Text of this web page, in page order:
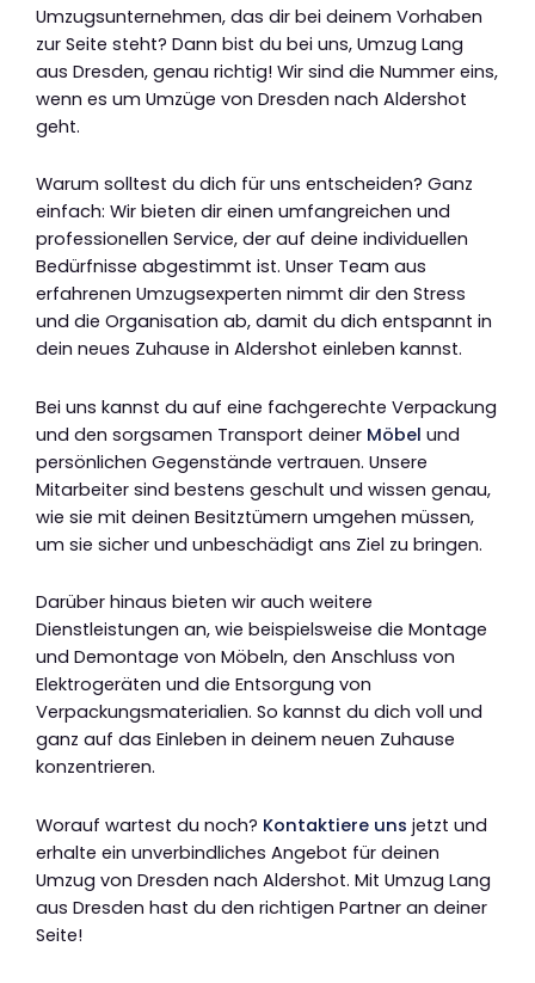
Umzugsunternehmen, das dir bei deinem Vorhaben
zur Seite steht? Dann bist du bei uns, Umzug Lang
aus Dresden, genau richtig! Wir sind die Nummer eins,
wenn es um Umzüge von Dresden nach Aldershot
geht.
Warum solltest du dich für uns entscheiden? Ganz
einfach: Wir bieten dir einen umfangreichen und
professionellen Service, der auf deine individuellen
Bedürfnisse abgestimmt ist. Unser Team aus
erfahrenen Umzugsexperten nimmt dir den Stress
und die Organisation ab, damit du dich entspannt in
dein neues Zuhause in Aldershot einleben kannst.
Bei uns kannst du auf eine fachgerechte Verpackung
und den sorgsamen Transport deiner Möbel und
persönlichen Gegenstände vertrauen. Unsere
Mitarbeiter sind bestens geschult und wissen genau,
wie sie mit deinen Besitztümern umgehen müssen,
um sie sicher und unbeschädigt ans Ziel zu bringen.
Darüber hinaus bieten wir auch weitere
Dienstleistungen an, wie beispielsweise die Montage
und Demontage von Möbeln, den Anschluss von
Elektrogeräten und die Entsorgung von
Verpackungsmaterialien. So kannst du dich voll und
ganz auf das Einleben in deinem neuen Zuhause
konzentrieren.
Worauf wartest du noch? Kontaktiere uns jetzt und
erhalte ein unverbindliches Angebot für deinen
Umzug von Dresden nach Aldershot. Mit Umzug Lang
aus Dresden hast du den richtigen Partner an deiner
Seite!